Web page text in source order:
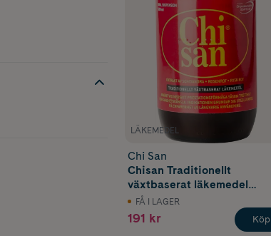
LÄKEMEDEL
Chi San
Chisan Traditionellt
växtbaserat läkemedel
500 ml
FÅ I LAGER
191 kr Köp